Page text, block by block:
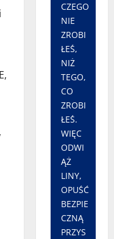
CZEGO
NIE
ZROBI
ŁEŚ,
NIŻ
TEGO,
CO
ZROBI
ŁEŚ.
WIĘC
ODWI
ĄŻ
LINY,
OPUŚĆ
BEZPIE
CZNĄ
PRZYS